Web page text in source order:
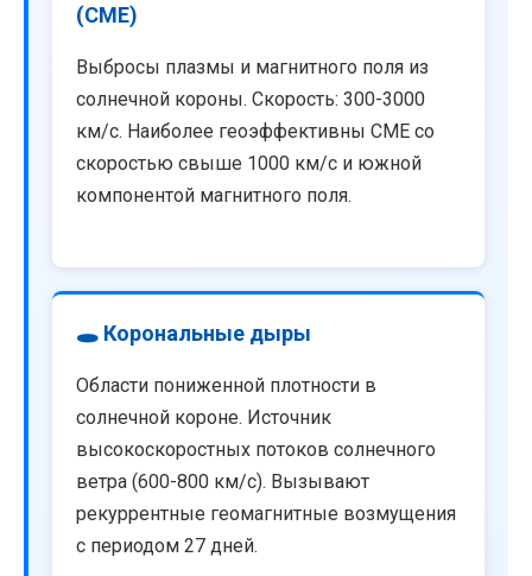
(CME)
Выбросы плазмы и магнитного поля из
солнечной короны. Скорость: 300-3000
км/с. Наиболее геоэффективны CME со
скоростью свыше 1000 км/с и южной
компонентой магнитного поля.
🕳️ Корональные дыры
Области пониженной плотности в
солнечной короне. Источник
высокоскоростных потоков солнечного
ветра (600-800 км/с). Вызывают
рекуррентные геомагнитные возмущения
с периодом 27 дней.